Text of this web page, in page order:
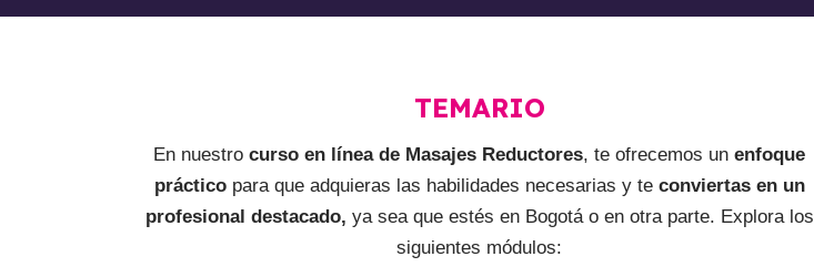
TEMARIO
En nuestro curso en línea de Masajes Reductores, te ofrecemos unenfoque
prácticopara que adquieras las habilidades necesarias y te conviertas en un
profesional destacado, ya sea que estés en Bogotá o en otra parte. Explora los
siguientes módulos: